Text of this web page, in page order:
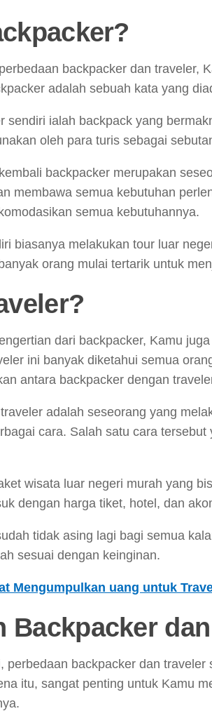
backpacker dan traveler,
adalah sebuah kata yang
sendiri ialah backpack yang
oleh para turis sebagai
backpacker merupakan
membawa semua kebutuhan
semua kebutuhannya.
biasanya melakukan tour luar
orang mulai tertarik untuk
dari backpacker, Kamu
ini banyak diketahui semua
antara backpacker dengan
adalah seseorang yang
cara. Salah satu cara
wisata luar negeri murah yang
dengan harga tiket, hotel, dan
tidak asing lagi bagi semua
sesuai dengan keinginan.
Mengumpulkan uang untuk
Backpacker
perbedaan backpacker dan
itu, sangat penting untuk Kamu